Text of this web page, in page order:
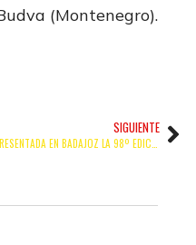
(Montenegro).
SIGUIENTE